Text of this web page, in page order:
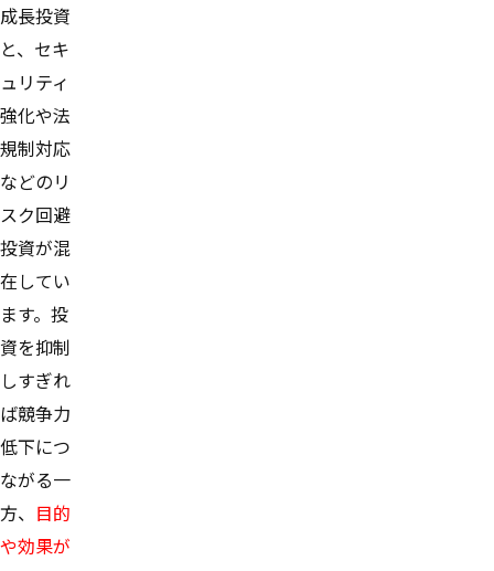
成長投資
と、セキ
ュリティ
強化や法
規制対応
などのリ
スク回避
投資が混
在してい
ます。投
資を抑制
しすぎれ
ば競争力
低下につ
ながる一
方、 目的
や効果が